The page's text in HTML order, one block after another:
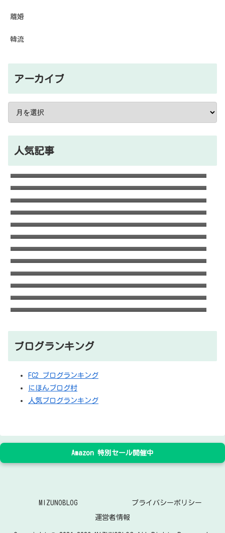
離婚
韓流
アーカイブ
人気記事
石川ケニーは父と兄は野球選手で母親はアメ
リカ人のハーフ！7人大家族！
Lazの彼女や身長に大学・年齢は？イケメン
プロゲーマーの経歴！【ZETA】
竹下パラダイスだーご本名や年齢に身長は？
恋愛対象やイケメンかも調査！
千早茜の恋人や結婚した夫は誰？子供や本名
に高校は？引越は離婚が理由？
可愛い政田夢乃選手に彼氏の存在が気にな
る！本当に不倫をしているのか？家族構成が
どうなっているのか？を徹底調査！
末永けいの経歴や学歴(高校大学)は？妻(嫁)
は末永ゆかりで離婚した？
福田こうへいの結婚相手の嫁(妻)や子供
(娘・息子)など家族構成まとめ！
おだけいの元カノ人気歌手はちゃんみな！過
去の匂わせや動画流出の犯人は？
ドンマイ川端は結婚した嫁がいる？母親・兄
妹・父親に年収や学歴経歴も！
五条院凌のすっぴんや足太い画像がヤバい！
本当は美脚でスタイル良い？
デジポリスは東京だけ？大阪や埼玉・神奈
川・愛知など他の地域にもある？
フジロック2023民間駐車場予約方法！当日受
付や出し入れOKか調査！
ブログランキング
FC2 ブログランキング
にほんブログ村
人気ブログランキング
Amazon 特別セール開催中
MIZUNOBLOG プライバシーポリシー
運営者情報